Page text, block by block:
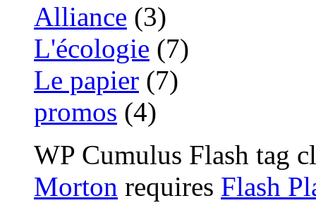
Alliance (3)
L'écologie (7)
Le papier (7)
promos (4)
WP Cumulus Flash tag
Morton requires Flash